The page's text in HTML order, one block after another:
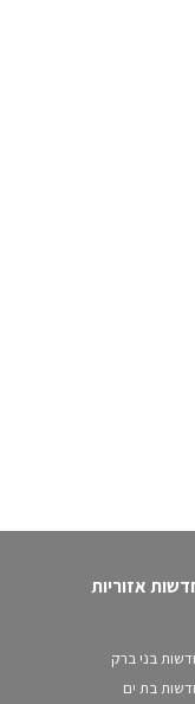
אזוריות
בני ברק
בת ים